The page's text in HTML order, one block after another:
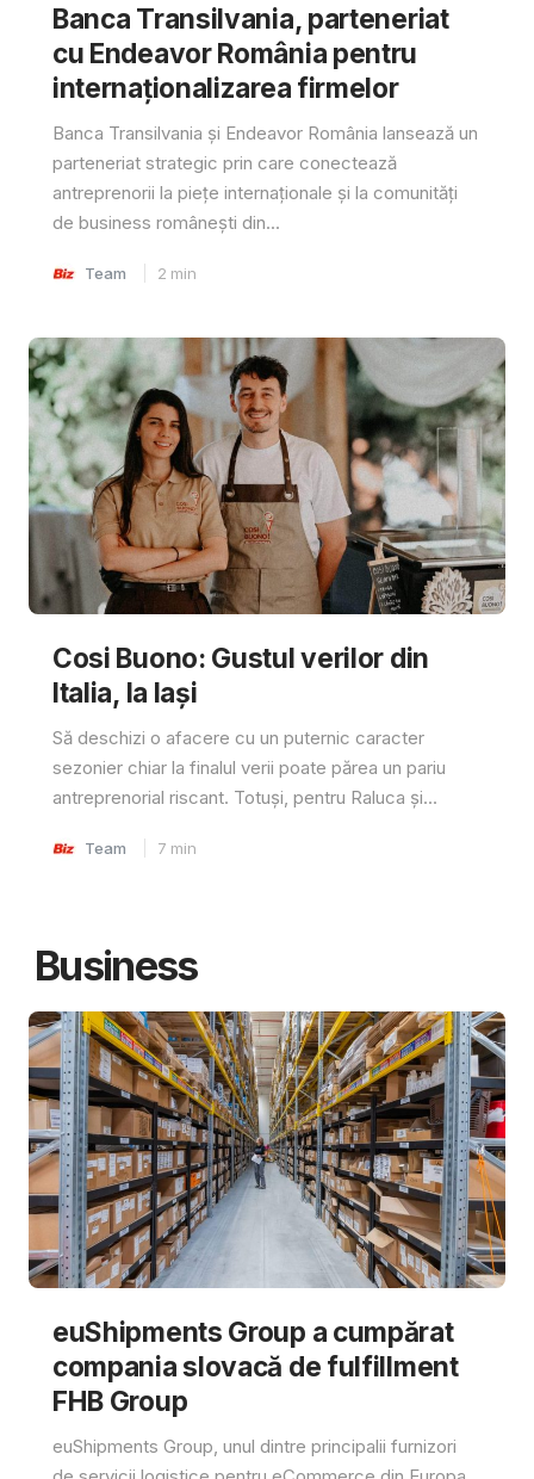
Banca Transilvania, parteneriat
cu Endeavor România pentru
internaționalizarea firmelor
Banca Transilvania și Endeavor România lansează un
parteneriat strategic prin care conectează
antreprenorii la piețe internaționale și la comunități
de business românești din...
Team 2 min
Cosi Buono: Gustul verilor din
Italia, la Iași
Să deschizi o afacere cu un puternic caracter
sezonier chiar la finalul verii poate părea un pariu
antreprenorial riscant. Totuși, pentru Raluca și...
Team 7 min
Business
euShipments Group a cumpărat
compania slovacă de fulfillment
FHB Group
euShipments Group, unul dintre principalii furnizori